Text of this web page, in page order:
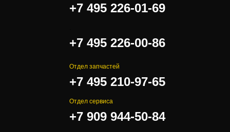
+7 495 226-01-69
+7 495 226-00-86
Отдел запчастей
+7 495 210-97-65
Отдел сервиса
+7 909 944-50-84